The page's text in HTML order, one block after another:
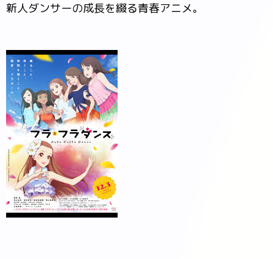
新人ダンサーの成長を綴る青春アニメ。